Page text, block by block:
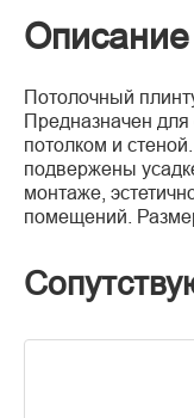
Потолочный
Предназначен
потолком и
подвержены
монтаже,
помещений.